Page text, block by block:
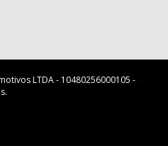
LTDA - 10480256000105 -